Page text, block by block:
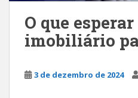
O que
imobiliário
3 de dezembro de 2024